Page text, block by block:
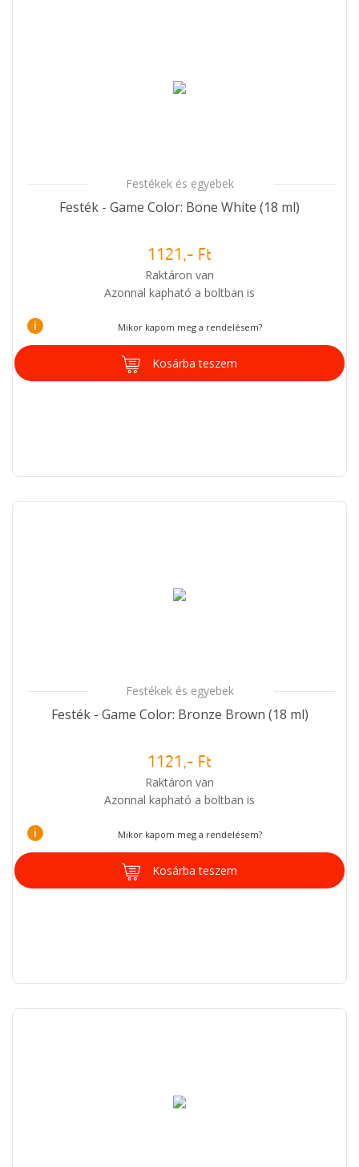
Festékek és egyebek
Festék - Game Color: Bone White (18 ml)
1121,- Ft
Raktáron van
Azonnal kapható a boltban is
i Mikor kapom meg a rendelésem?
Kosárba teszem
Festékek és egyebek
Festék - Game Color: Bronze Brown (18 ml)
1121,- Ft
Raktáron van
Azonnal kapható a boltban is
i Mikor kapom meg a rendelésem?
Kosárba teszem